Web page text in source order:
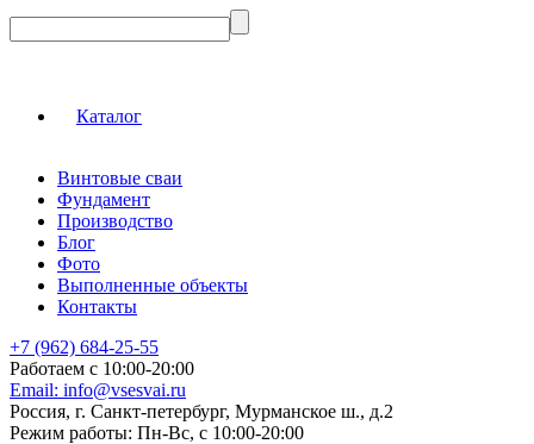
Каталог
Винтовые сваи
Фундамент
Производство
Блог
Фото
Выполненные объекты
Контакты
+7 (962) 684-25-55
Работаем с 10:00-20:00
Email: info@vsesvai.ru
Россия, г. Санкт-петербург, Мурманское ш., д.2
Режим работы: Пн-Вс, с 10:00-20:00